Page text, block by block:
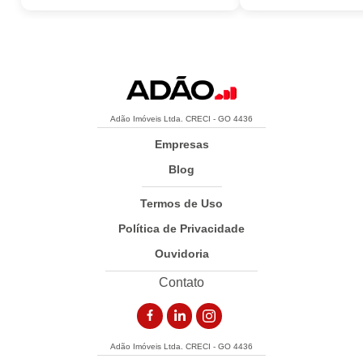
Adão Imóveis Ltda. CRECI - GO 4436
Empresas
Blog
Termos de Uso
Política de Privacidade
Ouvidoria
Contato
Adão Imóveis Ltda. CRECI - GO 4436